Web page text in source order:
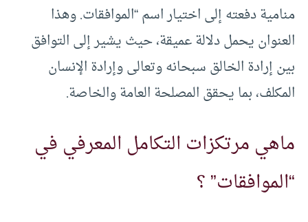
منامية دفعته إلى اختيار اسم “الموافقات. وهذا
العنوان يحمل دلالة عميقة، حيث يشير إلى التوافق
بين إرادة الخالق سبحانه وتعالى وإرادة الإنسان
المكلف، بما يحقق المصلحة العامة والخاصة.
ماهي مرتكزات التكامل المعرفي في
“الموافقات” ؟